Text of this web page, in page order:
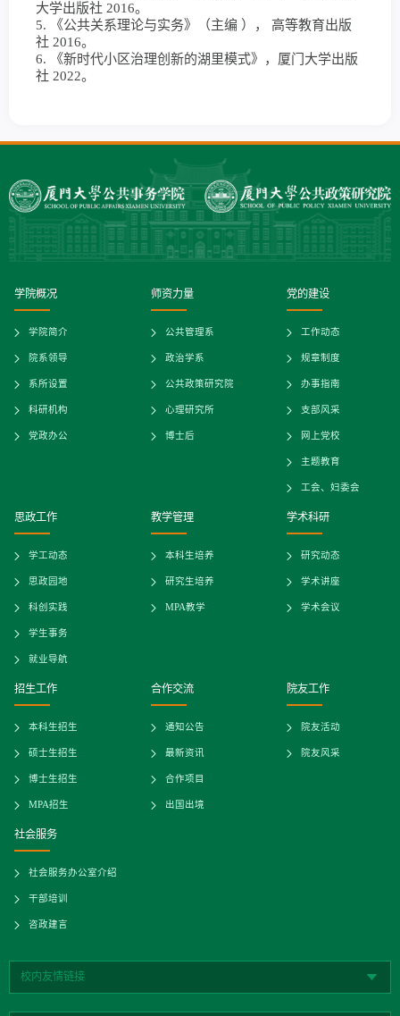
大学出版社 2016。
5. 《公共关系理论与实务》（主编 ）， 高等教育出版
社 2016。
6. 《新时代小区治理创新的湖里模式》，厦门大学出版
社 2022。
学院概况
学院简介
院系领导
系所设置
科研机构
党政办公
师资力量
公共管理系
政治学系
公共政策研究院
心理研究所
博士后
党的建设
工作动态
规章制度
办事指南
支部风采
网上党校
主题教育
工会、妇委会
思政工作
学工动态
思政园地
科创实践
学生事务
就业导航
教学管理
本科生培养
研究生培养
MPA教学
学术科研
研究动态
学术讲座
学术会议
招生工作
本科生招生
硕士生招生
博士生招生
MPA招生
合作交流
通知公告
最新资讯
合作项目
出国出境
院友工作
院友活动
院友风采
社会服务
社会服务办公室介绍
干部培训
咨政建言
校内友情链接